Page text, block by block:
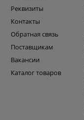
Реквизиты
Контакты
Обратная связь
Поставщикам
Вакансии
Каталог товаров